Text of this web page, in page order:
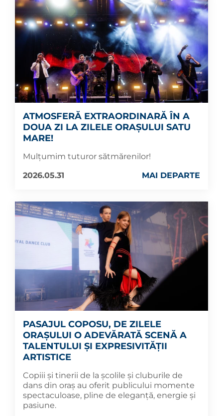
ATMOSFERĂ EXTRAORDINARĂ ÎN A
DOUA ZI LA ZILELE ORAȘULUI SATU
MARE!
Mulțumim tuturor sătmărenilor!
2026.05.31
MAI DEPARTE
PASAJUL COPOSU, DE ZILELE
ORAȘULUI O ADEVĂRATĂ SCENĂ A
TALENTULUI ȘI EXPRESIVITĂȚII
ARTISTICE
Copiii și tinerii de la școlile și cluburile de
dans din oraș au oferit publicului momente
spectaculoase, pline de eleganță, energie și
pasiune.